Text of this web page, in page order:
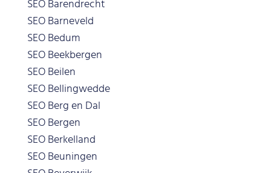
SEO Barendrecht
SEO Barneveld
SEO Bedum
SEO Beekbergen
SEO Beilen
SEO Bellingwedde
SEO Berg en Dal
SEO Bergen
SEO Berkelland
SEO Beuningen